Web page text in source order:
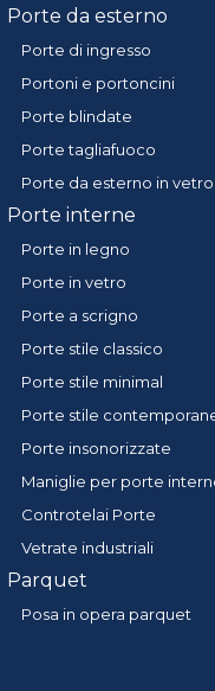
Porte da esterno
Porte di ingresso
Portoni e portoncini
Porte blindate
Porte tagliafuoco
Porte da esterno in vetro
Porte interne
Porte in legno
Porte in vetro
Porte a scrigno
Porte stile classico
Porte stile minimal
Porte stile
Porte insonorizzate
Maniglie per porte
Controtelai Porte
Vetrate industriali
Parquet
Posa in opera parquet